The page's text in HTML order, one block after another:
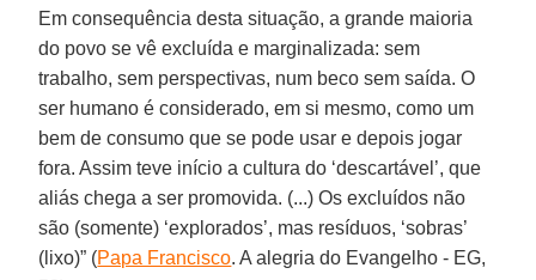
Em consequência desta situação, a grande maioria
do povo se vê excluída e marginalizada: sem
trabalho, sem perspectivas, num beco sem saída. O
ser humano é considerado, em si mesmo, como um
bem de consumo que se pode usar e depois jogar
fora. Assim teve início a cultura do ‘descartável’, que
aliás chega a ser promovida. (...) Os excluídos não
são (somente) ‘explorados’, mas resíduos, ‘sobras’
(lixo)” (Papa Francisco. A alegria do Evangelho - EG,